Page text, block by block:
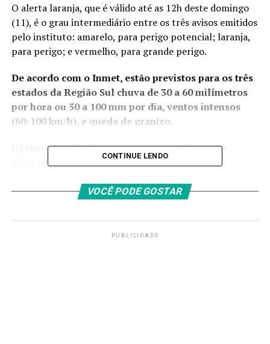
O alerta laranja, que é válido até as 12h deste domingo
(11), é o grau intermediário entre os três avisos emitidos
pelo instituto: amarelo, para perigo potencial; laranja,
para perigo; e vermelho, para grande perigo.
De acordo com o Inmet, estão previstos para os três
estados da Região Sul chuva de 30 a 60 milímetros
por hora ou 50 a 100 mm por dia, ventos intensos
(60-100 km/h), e queda de granizo.
Há risco de corte de energia elétrica, estragos em
plantações, queda de árvores e de alagamentos.
Na região da Lagoa dos Patos, no Rio Grande do Sul,
ocorrerá Intensificação dos ventos nas regiões
litorâneas, movimentando dunas de areia sobre
CONTINUE LENDO
VOCÊ PODE GOSTAR
PUBLICIDADE